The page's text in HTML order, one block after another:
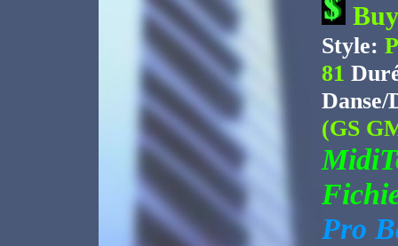
Buy
Style:
81
Danse/
(GS
Pro